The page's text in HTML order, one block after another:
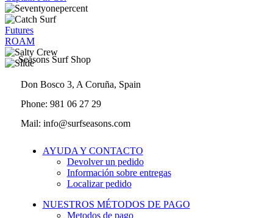
Futures
ROAM
Seasons Surf Shop
Don Bosco 3, A Coruña, Spain
Phone: 981 06 27 29
Mail: info@surfseasons.com
AYUDA Y CONTACTO
Devolver un pedido
Información sobre entregas
Localizar pedido
NUESTROS MÉTODOS DE PAGO
Metodos de pago